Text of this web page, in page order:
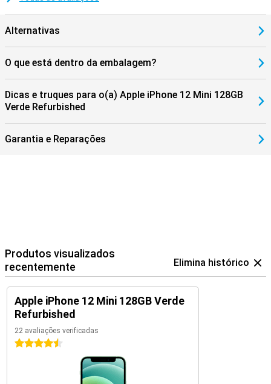
Alternativas
O que está dentro da embalagem?
Dicas e truques para o(a) Apple iPhone 12 Mini 128GB
Verde Refurbished
Garantia e Reparações
Produtos visualizados
recentemente
Elimina histórico
Apple iPhone 12 Mini 128GB Verde
Refurbished
22 avaliações verificadas
4.5 estrelas